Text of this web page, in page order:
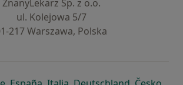
ZnanyLekarz Sp. z o.o.
ul. Kolejowa 5/7
217 Warszawa, Polska